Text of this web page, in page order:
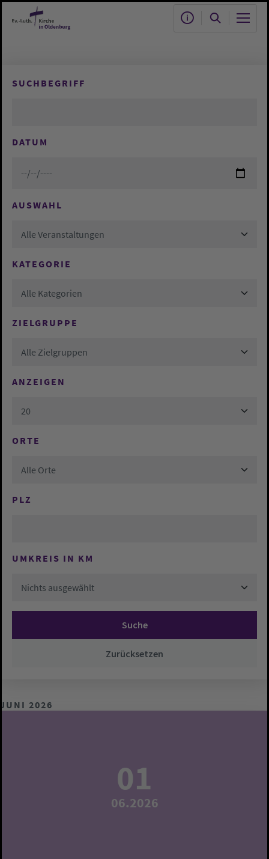
Zum Hauptinhalt springen
SUCHBEGRIFF
DATUM
AUSWAHL
Alle Veranstaltungen
KATEGORIE
Alle Kategorien
ZIELGRUPPE
Alle Zielgruppen
ANZEIGEN
20
ORTE
Alle Orte
PLZ
UMKREIS IN KM
Nichts ausgewählt
Suche
Zurücksetzen
JUNI 2026
01
06.2026